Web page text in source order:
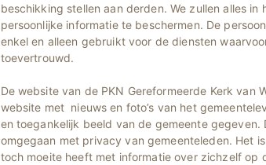
beschikking stellen aan derden. We zullen alles in
persoonlijke informatie te beschermen. De
enkel en alleen gebruikt voor de diensten
toevertrouwd.
De website van de PKN Gereformeerde Kerk van
website met nieuws en foto’s van het
en toegankelijk beeld van de gemeente
omgegaan met privacy van gemeenteleden. Het
toch moeite heeft met informatie over zichzelf op